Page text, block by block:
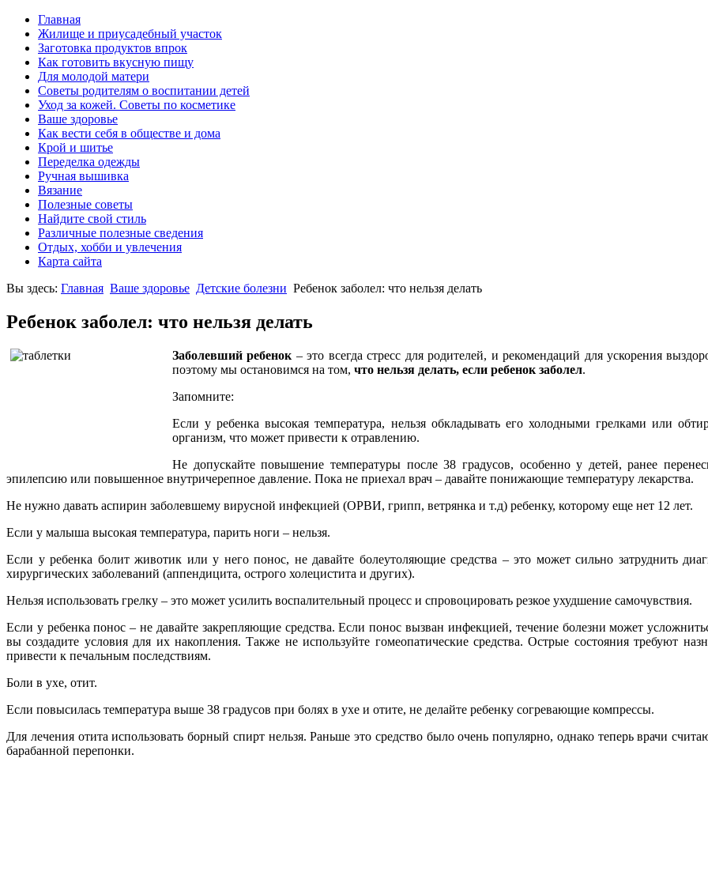
Главная
Жилище и приусадебный участок
Заготовка продуктов впрок
Как готовить вкусную пищу
Для молодой матери
Советы родителям о воспитании детей
Уход за кожей. Советы по косметике
Ваше здоровье
Как вести себя в обществе и дома
Крой и шитье
Переделка одежды
Ручная вышивка
Вязание
Полезные советы
Найдите свой стиль
Различные полезные сведения
Отдых, хобби и увлечения
Карта сайта
Вы здесь: Главная Ваше здоровье Детские болезни Ребенок заболел: что нельзя делать
Ребенок заболел: что нельзя делать
Заболевший ребенок – это всегда стресс для родителей, и рекомендаций для ускорения
поэтому мы остановимся на том, что нельзя делать, если ребенок заболел.
Запомните:
Если у ребенка высокая температура, нельзя обкладывать его холодными грелками или
организм, что может привести к отравлению.
Не допускайте повышение температуры после 38 градусов, особенно у детей, ранее
эпилепсию или повышенное внутричерепное давление. Пока не приехал врач – давайте понижающие температуру лекарства.
Не нужно давать аспирин заболевшему вирусной инфекцией (ОРВИ, грипп, ветрянка и т.д) ребенку, которому еще нет 12 лет.
Если у малыша высокая температура, парить ноги – нельзя.
Если у ребенка болит животик или у него понос, не давайте болеутоляющие средства – это может сильно затруднить
хирургических заболеваний (аппендицита, острого холецистита и других).
Нельзя использовать грелку – это может усилить воспалительный процесс и спровоцировать резкое ухудшение самочувствия.
Если у ребенка понос – не давайте закрепляющие средства. Если понос вызван инфекцией, течение болезни может
вы создадите условия для их накопления. Также не используйте гомеопатические средства. Острые состояния требуют
привести к печальным последствиям.
Боли в ухе, отит.
Если повысилась температура выше 38 градусов при болях в ухе и отите, не делайте ребенку согревающие компрессы.
Для лечения отита использовать борный спирт нельзя. Раньше это средство было очень популярно, однако теперь врачи
барабанной перепонки.